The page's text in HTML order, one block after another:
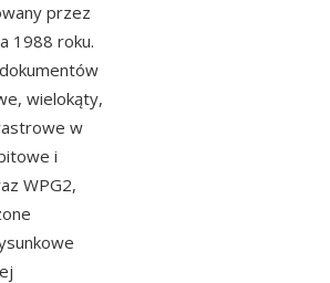
przez
1988 roku.
wielokąty,
w
i
WPG2,